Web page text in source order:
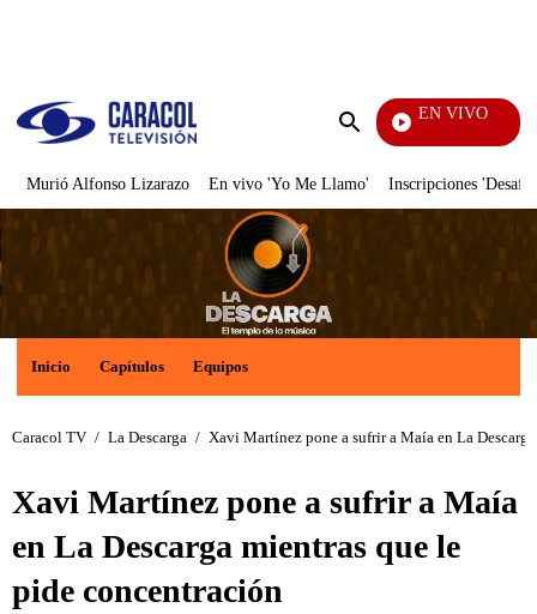
Enviar
EN VIVO
Yo Me Llamo
Murió Alfonso Lizarazo En vivo 'Yo Me Llamo' Inscripciones
Inicio Capítulos Equipos
Caracol TV / La Descarga / Xavi Martínez pone a sufrir a Maía en La
Xavi Martínez pone a sufrir a Maía
en La Descarga mientras que le
pide concentración